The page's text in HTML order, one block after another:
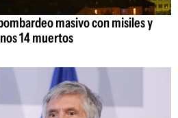
masivo con misiles y
14 muertos